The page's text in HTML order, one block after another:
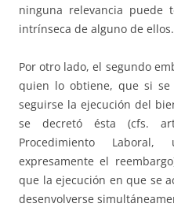
ninguna relevancia puede
intrínseca de alguno de ellos.
Por otro lado, el segundo
quien lo obtiene, que si
seguirse la ejecución del
se decretó ésta (cfs.
Procedimiento
expresamente el
que la ejecución en que se
desenvolverse